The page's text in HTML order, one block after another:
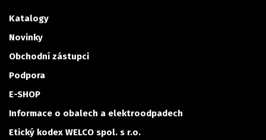
Katalogy
Novinky
Obchodní zástupci
Podpora
E-SHOP
Informace o obalech a elektroodpadech
Etický kodex WELCO spol. s r.o.